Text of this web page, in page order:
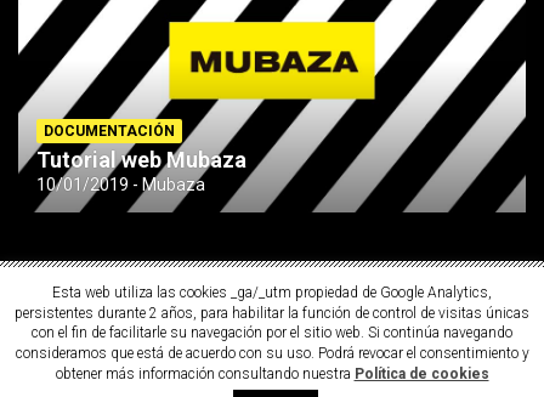
DOCUMENTACIÓN
Tutorial web Mubaza
10/01/2019 Mubaza
Copyright ©2026MUBAZA
Esta web utiliza las cookies _ga/_utm propiedad de Google Analytics,
persistentes durante 2 años, para habilitar la función de control de visitas únicas
con el fin de facilitarle su navegación por el sitio web. Si continúa navegando
consideramos que está de acuerdo con su uso. Podrá revocar el consentimiento y
obtener más información consultando nuestra Política de cookies